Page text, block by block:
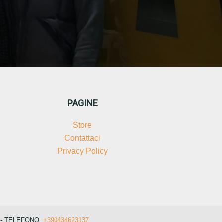
PAGINE
Store
Contattaci
Privacy Policy
TELEFONO: +390434623137